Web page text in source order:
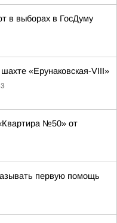
в выборах в ГосДуму
«Ерунаковская-VIII»
№50» от
первую помощь